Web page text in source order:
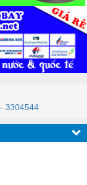
3304544